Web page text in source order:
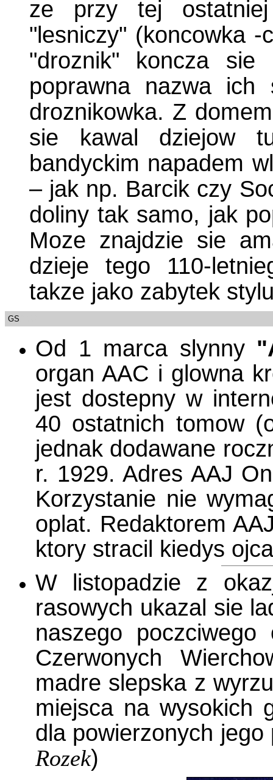
ze przy tej
"lesniczy" (koncowka
"droznik" koncza sie
poprawna nazwa ich
droznikowka. Z
sie kawal dziejow
bandyckim napadem
– jak np. Barcik czy
doliny tak samo, jak
Moze znajdzie sie
dzieje tego 110-
takze jako zabytek
GS
Od 1 marca slynny
organ AAC i glowna
jest dostepny w
40 ostatnich tomow
jednak dodawane
r. 1929. Adres AAJ
Korzystanie nie
oplat. Redaktorem
ktory stracil kiedys
W listopadzie z
rasowych ukazal sie
naszego
Czerwonych
madre slepska z
miejsca na wysokich
dla powierzonych
Rozek)